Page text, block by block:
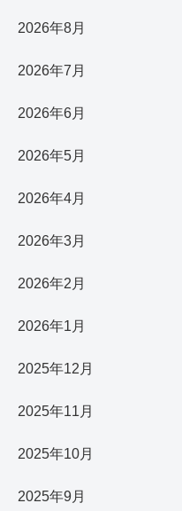
2026年8月
2026年7月
2026年6月
2026年5月
2026年4月
2026年3月
2026年2月
2026年1月
2025年12月
2025年11月
2025年10月
2025年9月